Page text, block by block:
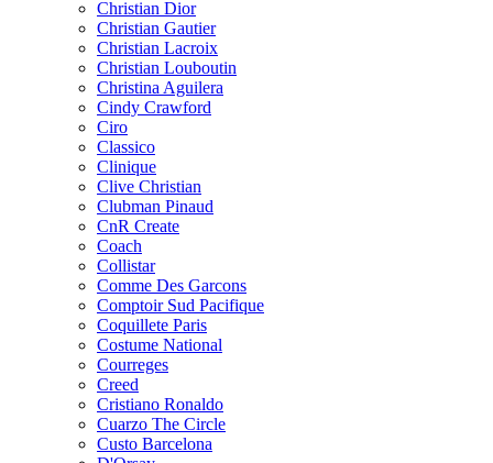
Christian Dior
Christian Gautier
Christian Lacroix
Christian Louboutin
Christina Aguilera
Cindy Crawford
Ciro
Classico
Clinique
Clive Christian
Clubman Pinaud
CnR Create
Coach
Collistar
Comme Des Garcons
Comptoir Sud Pacifique
Coquillete Paris
Costume National
Courreges
Creed
Cristiano Ronaldo
Cuarzo The Circle
Custo Barcelona